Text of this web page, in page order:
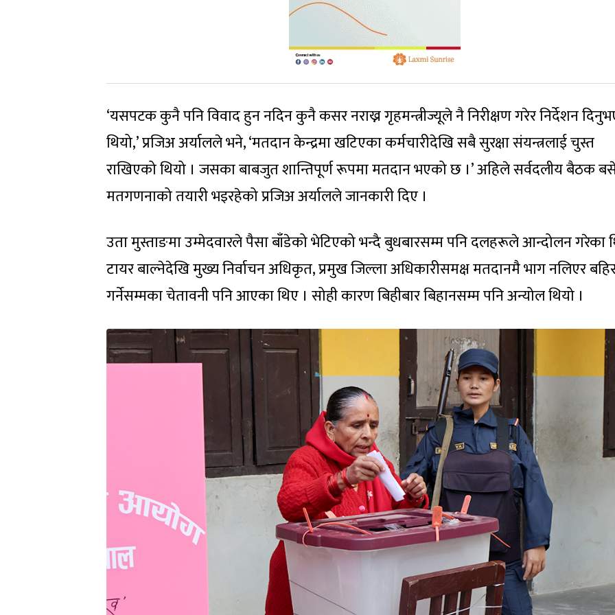
‘यसपटक कुनै पनि विवाद हुन नदिन कुनै कसर नराख्न गृहमन्त्रीज्यूले नै निरीक्षण गरेर निर्देशन
थियो,’ प्रजिअ अर्यालले भने, ‘मतदान केन्द्रमा खटिएका कर्मचारीदेखि सबै सुरक्षा संयन्त्रलाई चुस्त
राखिएको थियो । जसका बाबजुत शान्तिपूर्ण रूपमा मतदान भएको छ ।’ अहिले सर्वदलीय बैठक
मतगणनाको तयारी भइरहेको प्रजिअ अर्यालले जानकारी दिए ।
उता मुस्ताङमा उम्मेदवारले पैसा बाँडेको भेटिएको भन्दै बुधबारसम्म पनि दलहरूले आन्दोलन गरेका
टायर बाल्नेदेखि मुख्य निर्वाचन अधिकृत, प्रमुख जिल्ला अधिकारीसमक्ष मतदानमै भाग नलिएर
गर्नेसम्मका चेतावनी पनि आएका थिए । सोही कारण बिहीबार बिहानसम्म पनि अन्योल थियो ।